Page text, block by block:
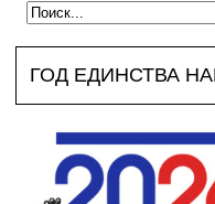
ГОД ЕДИНСТВА